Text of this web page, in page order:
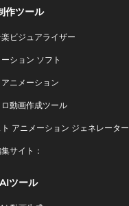
作ツール
ビジュアライザー
ション ソフト
アニメーション
動画作成ツール
アニメーション ジェネレーター
サイト：
AIツール